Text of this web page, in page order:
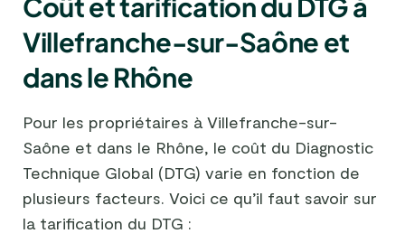
Coût et tarification du DTG à
Villefranche-sur-Saône et
dans le Rhône
Pour les propriétaires à Villefranche-sur-
Saône et dans le Rhône, le coût du Diagnostic
Technique Global (DTG) varie en fonction de
plusieurs facteurs. Voici ce qu’il faut savoir sur
la tarification du DTG :